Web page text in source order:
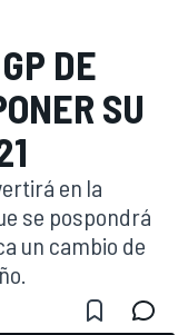
DE
SU
en la
se pospondrá
un cambio de